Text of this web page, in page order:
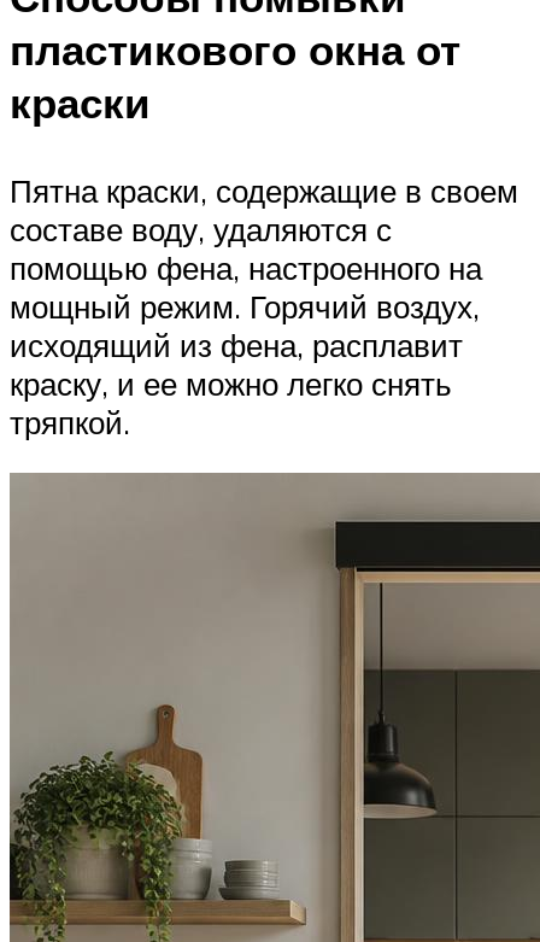
пластикового окна от
краски
Пятна краски, содержащие в своем
составе воду, удаляются с
помощью фена, настроенного на
мощный режим. Горячий воздух,
исходящий из фена, расплавит
краску, и ее можно легко снять
тряпкой.